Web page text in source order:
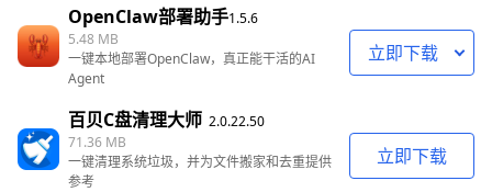
OpenClaw部署助手1.5.6
5.48 MB
一键本地部署OpenClaw，真正能干活的AI
Agent
立即下载
百贝C盘清理大师 2.0.22.50
71.36 MB
一键清理系统垃圾，并为文件搬家和去重提供
参考
立即下载